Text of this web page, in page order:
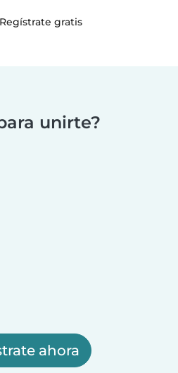
Regístrate gratis
unirte?
ahora